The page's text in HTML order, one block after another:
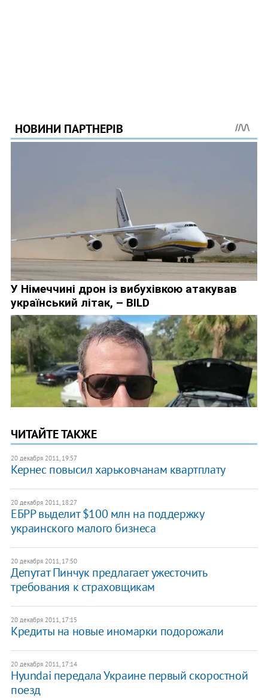
ЧИТАЙТЕ ТАКЖЕ
20 декабря 2011, 19:57
Кернес повысил харьковчанам квартплату
20 декабря 2011, 18:27
ЕБРР выделит $100 млн на поддержку
украинского малого бизнеса
20 декабря 2011, 17:50
Депутат Пинчук предлагает ужесточить
требования к страховщикам
20 декабря 2011, 17:15
Кредиты на новые иномарки подорожали
20 декабря 2011, 17:14
Hyundai передала Украине первый скоростной
поезд